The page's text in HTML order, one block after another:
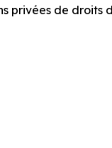
privées de droits